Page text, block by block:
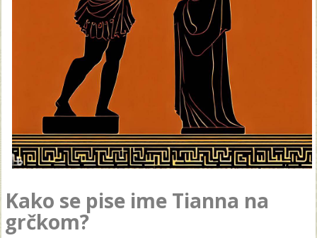
Kako se pise ime Tianna na
grčkom?